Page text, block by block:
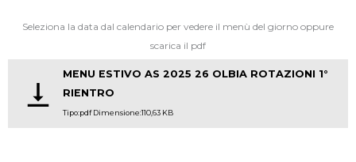
Seleziona la data dal calendario per vedere il menù del giorno oppure
scarica il pdf
MENU ESTIVO AS 2025 26 OLBIA ROTAZIONI 1°
RIENTRO
Tipo:pdf Dimensione:110,63 KB